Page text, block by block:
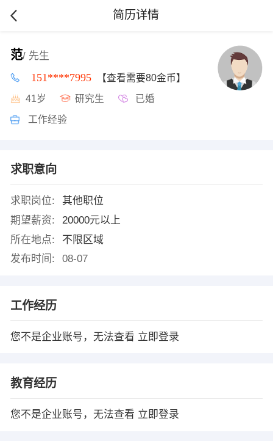
简历详情
范/ 先生
151****7995 【查看需要80金币】
41岁 研究生 已婚
工作经验
求职意向
求职岗位:
其他职位
期望薪资:
20000元以上
所在地点:
不限区域
发布时间:
08-07
工作经历
您不是企业账号，无法查看 立即登录
教育经历
您不是企业账号，无法查看 立即登录